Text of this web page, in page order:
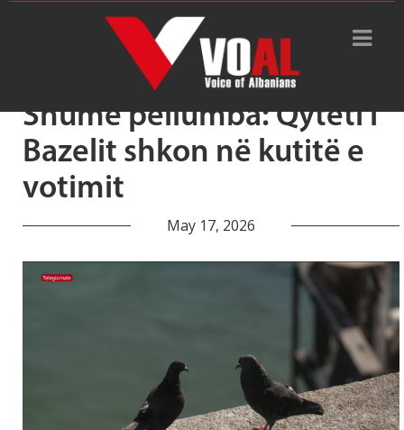
Tag Archive: pëllumbat
Shumë pëllumba: Qyteti i
Bazelit shkon në kutitë e
votimit
May 17, 2026